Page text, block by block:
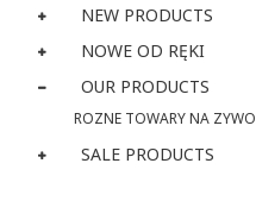
NEW PRODUCTS
NOWE OD RĘKI
OUR PRODUCTS
ROZNE TOWARY NA ZYWO
SALE PRODUCTS